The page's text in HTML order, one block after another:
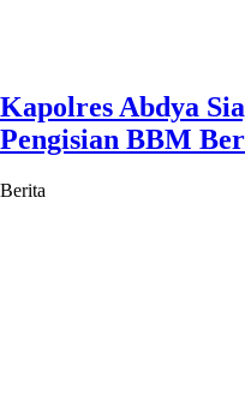
Kapolres Abdya
Pengisian BBM
Berita